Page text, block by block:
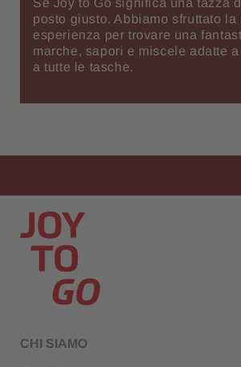
posto giusto. Abbiamo sfruttato la
esperienza per trovare una
marche, sapori e miscele adatte
a tutte le tasche.
CHI SIAMO